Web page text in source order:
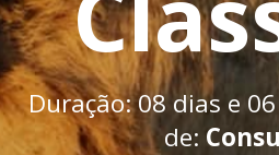
Duração: 08 dias e
de: